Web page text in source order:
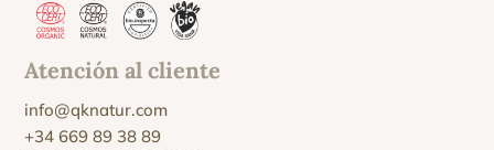
Atención al cliente
info@qknatur.com
+34 669 89 38 89